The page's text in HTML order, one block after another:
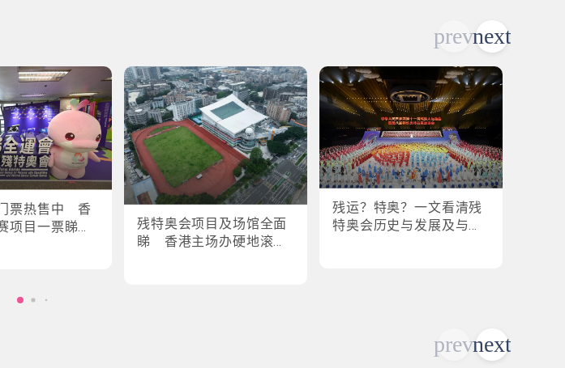
票热售中 香
项目一票睇所
残特奥会项目及场馆全面
睇 香港主场办硬地滚球
残运？特奥？一文看清残
特奥会历史与发展及与全